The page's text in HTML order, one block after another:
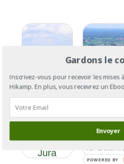
GR®59 :
Vosges au
Jura
section
de Lons-
à Culoz
Gardons le
Inscrivez-vous pour recevoir les mises
Hikamp. En plus, vous recevrez un
Envoyer
POWERED BY